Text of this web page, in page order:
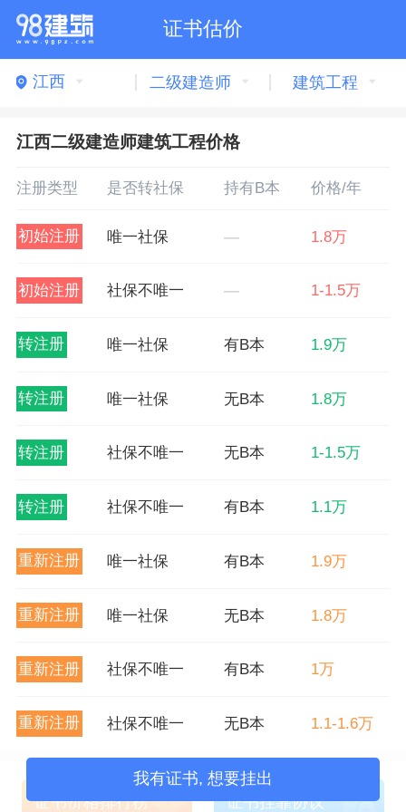
证书估价
江西 二级建造师 建筑工程
江西二级建造师建筑工程价格
注册类型 是否转社保 持有B本 价格/年
初始注册 唯一社保 — 1.8万
初始注册 社保不唯一 — 1-1.5万
转注册 唯一社保 有B本 1.9万
转注册 唯一社保 无B本 1.8万
转注册 社保不唯一 无B本 1-1.5万
转注册 社保不唯一 有B本 1.1万
重新注册 唯一社保 有B本 1.9万
重新注册 唯一社保 无B本 1.8万
重新注册 社保不唯一 有B本 1万
重新注册 社保不唯一 无B本 1.1-1.6万
证书价格排行榜 证书挂靠协议
我有证书, 想要挂出